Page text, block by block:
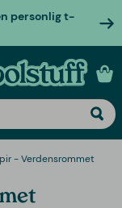
personlig t-
gaver
- Verdensrommet